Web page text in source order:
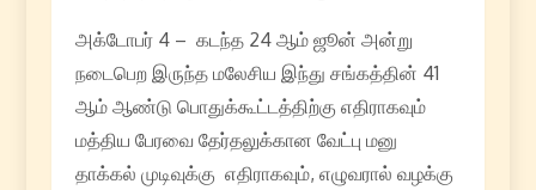
அக்டோபர் 4 – கடந்த 24 ஆம் ஜூன் அன்று
நடைபெற இருந்த மலேசிய இந்து சங்கத்தின் 41
ஆம் ஆண்டு பொதுக்கூட்டத்திற்கு எதிராகவும்
மத்திய பேரவை தேர்தலுக்கான வேட்பு மனு
தாக்கல் முடிவுக்கு எதிராகவும், எழுவரால் வழக்கு